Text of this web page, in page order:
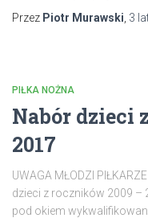
Przez Piotr Murawski 3
PIŁKA NOŻNA
Nabór dzieci
2017
UWAGA MŁODZI
dzieci z roczników 2009 –
pod okiem